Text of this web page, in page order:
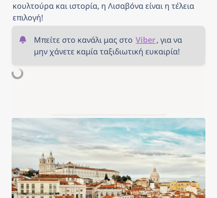
κουλτούρα και ιστορία, η Λισαβόνα είναι η τέλεια
επιλογή!
Μπείτε στο κανάλι μας στο Viber, για να
μην χάνετε καμία ταξιδιωτική ευκαιρία!